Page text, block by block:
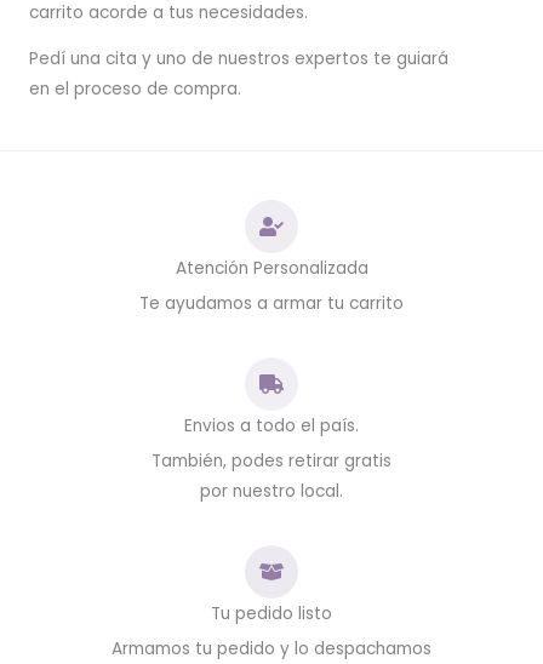
carrito acorde a tus necesidades.
Pedí una cita y uno de nuestros expertos te guiará
en el proceso de compra.
Atención Personalizada
Te ayudamos a armar tu carrito
Envios a todo el país.
También, podes retirar gratis
por nuestro local.
Tu pedido listo
Armamos tu pedido y lo despachamos